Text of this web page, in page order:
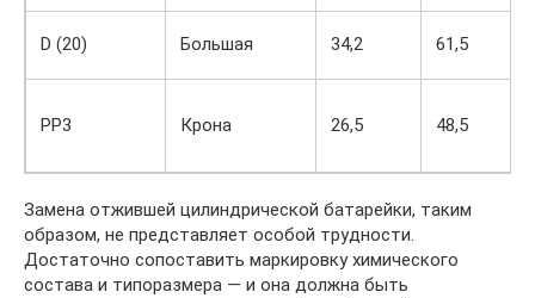
D (20) Большая 34,2 61,5
РР3 Крона 26,5 48,5
Замена отжившей цилиндрической батарейки, таким
образом, не представляет особой трудности.
Достаточно сопоставить маркировку химического
состава и типоразмера — и она должна быть